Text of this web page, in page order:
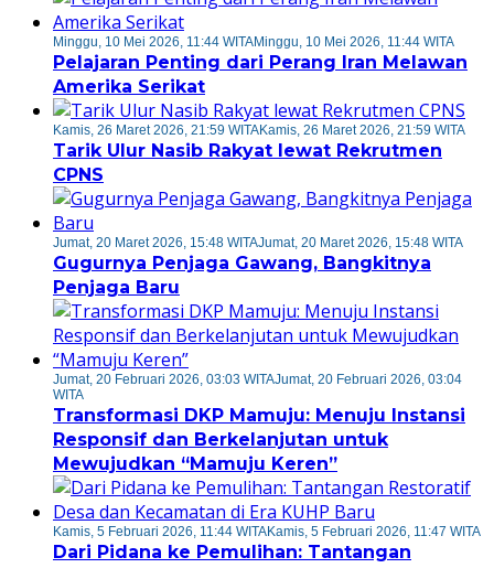
Minggu, 10 Mei 2026, 11:44 WITAMinggu, 10 Mei 2026, 11:44 WITA
Pelajaran Penting dari Perang Iran Melawan
Amerika Serikat
Kamis, 26 Maret 2026, 21:59 WITAKamis, 26 Maret 2026, 21:59 WITA
Tarik Ulur Nasib Rakyat lewat Rekrutmen
CPNS
Jumat, 20 Maret 2026, 15:48 WITAJumat, 20 Maret 2026, 15:48 WITA
Gugurnya Penjaga Gawang, Bangkitnya
Penjaga Baru
Jumat, 20 Februari 2026, 03:03 WITAJumat, 20 Februari 2026, 03:04
WITA
Transformasi DKP Mamuju: Menuju Instansi
Responsif dan Berkelanjutan untuk
Mewujudkan “Mamuju Keren”
Kamis, 5 Februari 2026, 11:44 WITAKamis, 5 Februari 2026, 11:47 WITA
Dari Pidana ke Pemulihan: Tantangan